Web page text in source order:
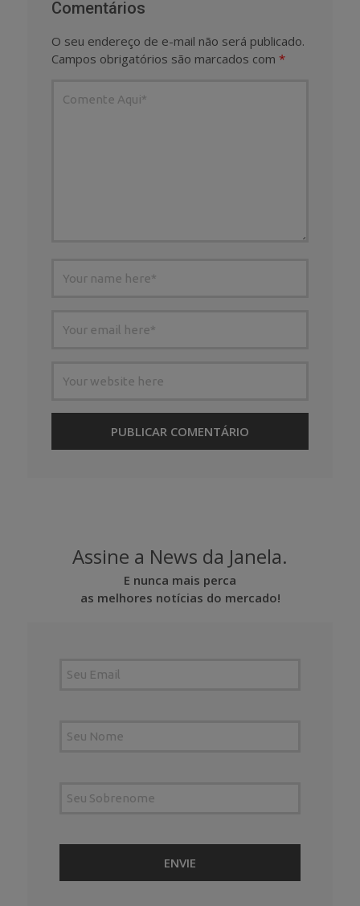
Comentários
O seu endereço de e-mail não será publicado.
Campos obrigatórios são marcados com *
Assine a News da Janela.
E nunca mais perca
as melhores notícias do mercado!